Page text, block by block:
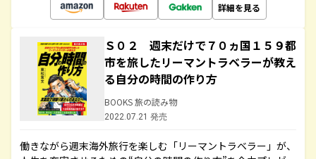
詳細を見る
Ｓ０２ 週末だけで７０ヵ国１５９都
市を旅したリーマントラベラーが教え
る自分の時間の作り方
BOOKS 旅の読み物
2022.07.21 発売
働きながら週末海外旅行を楽しむ「リーマントラベラー」が、